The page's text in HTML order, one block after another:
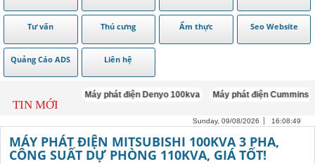
Tư vấn Thú cưng Ẩm thực Seo Website
Quảng Cáo ADS Liên hệ
TIN MỚI
Máy phát điện Denyo 100kva Máy phát điện Cummins
Sunday, 09/08/2026 16:08:50
MÁY PHÁT ĐIỆN MITSUBISHI 100KVA 3 PHA,
CÔNG SUẤT DỰ PHÒNG 110KVA, GIÁ TỐT!